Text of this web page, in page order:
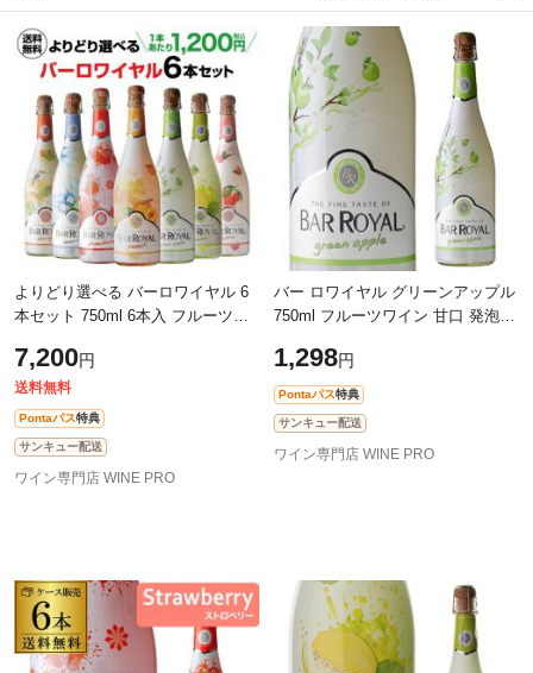
よりどり選べる バーロワイヤル 6
本セット 750ml 6本入 フルーツワ
ング 甘口 長S
7,200円
送料無料
Pontaパス特典
サンキュー配送
ワイン専門店 WINE PRO
バー ロワイヤル グリーンアップル
750ml フルーツワイン 甘口 発泡性
1,298円
Pontaパス特典
サンキュー配送
ワイン専門店 WINE PRO
キーワード
除外ワード
キーワード
除外ワード